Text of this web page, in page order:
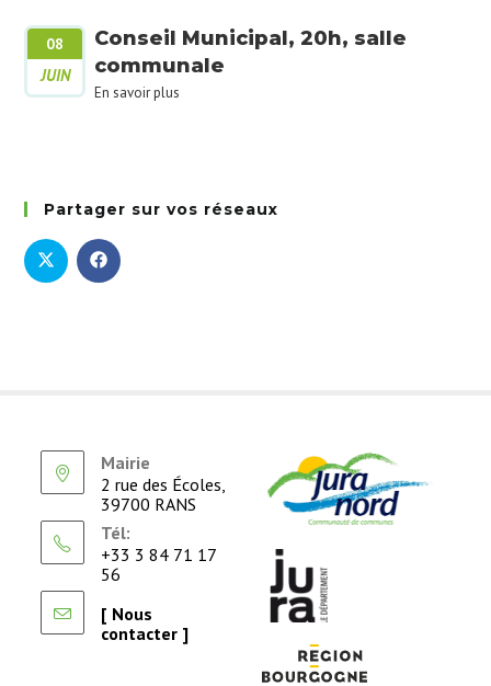
08
JUIN
Conseil Municipal, 20h, salle
communale
En savoir plus
Partager sur vos réseaux
Mairie
2 rue des Écoles,
39700 RANS
Tél:
+33 3 84 71 17
56
[ Nous
contacter ]